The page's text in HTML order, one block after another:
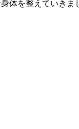
体を整えていきま